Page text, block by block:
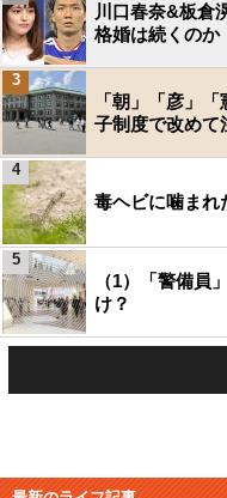
川口春奈&板倉
格婚は続くのか
「朝」「彦」
子制度で改めて
3
毒ヘビに噛まれ
4
（1）「警備員
け？
5